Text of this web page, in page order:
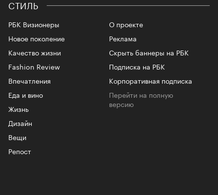
СТИЛЬ
РБК Визионеры
Новое поколение
Качество жизни
Fashion Review
Впечатления
Еда и вино
Жизнь
Дизайн
Вещи
Репост
О проекте
Реклама
Скрыть баннеры на РБК
Подписка на РБК
Корпоративная подписка
Перейти на полную
версию